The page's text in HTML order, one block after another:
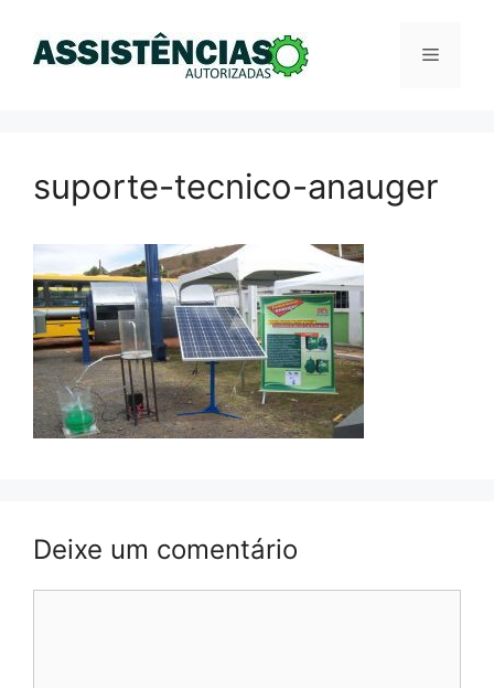
Menu
suporte-tecnico-anauger
Deixe um comentário